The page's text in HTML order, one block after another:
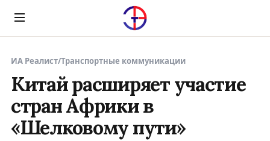
Menu
ИА Реалист/Транспортные коммуникации
Китай расширяет участие
стран Африки в
«Шелковому пути»